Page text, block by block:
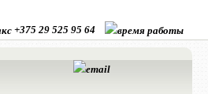
+375 29 525 95 64